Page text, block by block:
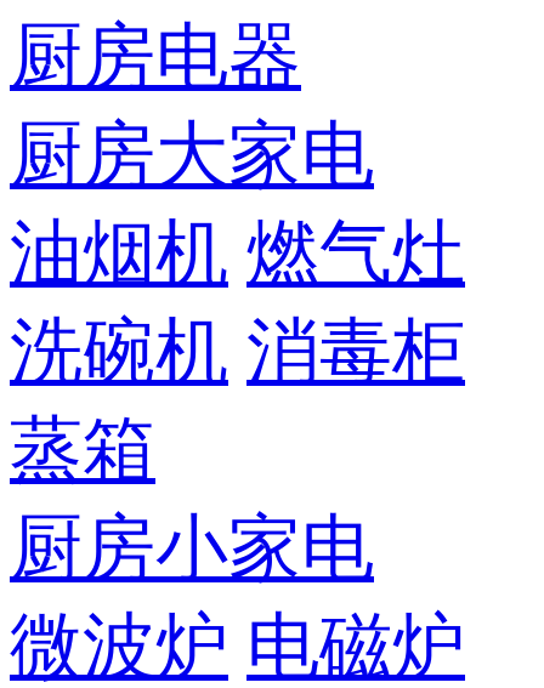
厨房电器
厨房大家电
油烟机 燃气灶
洗碗机 消毒柜
蒸箱
厨房小家电
微波炉 电磁炉